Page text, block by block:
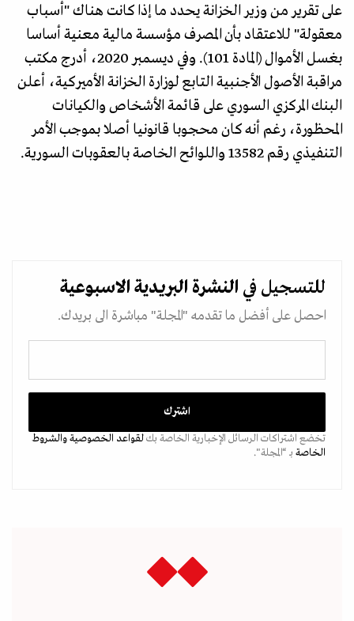
على تقرير من وزير الخزانة يحدد ما إذا كانت هناك "أسباب
معقولة" للاعتقاد بأن المصرف مؤسسة مالية معنية أساسا
بغسل الأموال (المادة 101). وفي ديسمبر 2020، أدرج مكتب
مراقبة الأصول الأجنبية التابع لوزارة الخزانة الأميركية، أعلن
البنك المركزي السوري على قائمة الأشخاص والكيانات
المحظورة، رغم أنه كان محجوبا قانونيا أصلا بموجب الأمر
التنفيذي رقم 13582 واللوائح الخاصة بالعقوبات السورية.
للتسجيل في النشرة البريدية الاسبوعية
احصل على أفضل ما تقدمه "المجلة" مباشرة الى بريدك.
تخضع اشتراكات الرسائل الإخبارية الخاصة بكلقواعد الخصوصيةوالشروط
الخاصة بـ “المجلة".